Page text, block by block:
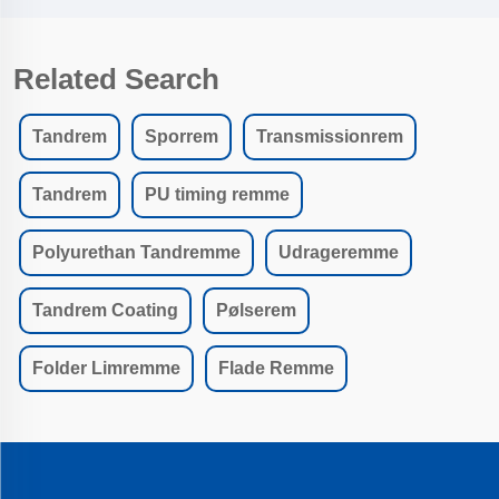
Related Search
Tandrem Sporrem Transmissionrem
Tandrem PU timing remme
Polyurethan Tandremme Udrageremme
Tandrem Coating Pølserem
Folder Limremme Flade Remme